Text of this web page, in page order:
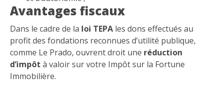
Avantages fiscaux
Dans le cadre de la loi TEPA les dons effectués au
profit des fondations reconnues d’utilité publique,
comme Le Prado, ouvrent droit une réduction
d’impôt à valoir sur votre Impôt sur la Fortune
Immobilière.